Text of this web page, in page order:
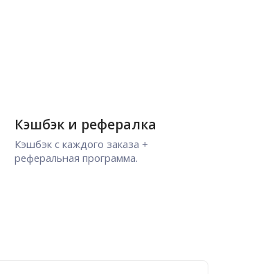
Кэшбэк и рефералка
Кэшбэк с каждого заказа +
реферальная программа.